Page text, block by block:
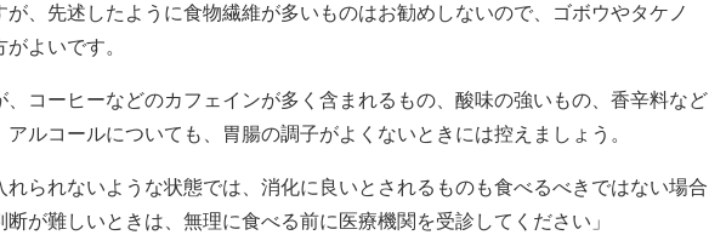
が、先述したように食物繊維が多いものはお勧めしないので、ゴボウやタケノ
よいです。
、コーヒーなどのカフェインが多く含まれるもの、酸味の強いもの、香辛料など
ルコールについても、胃腸の調子がよくないときには控えましょう。
れられないような状態では、消化に良いとされるものも食べるべきではない場合
が難しいときは、無理に食べる前に医療機関を受診してください」